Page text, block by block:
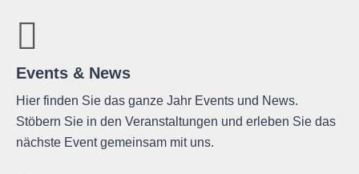
Events & News
Hier finden Sie das ganze Jahr Events und News.
Stöbern Sie in den Veranstaltungen und erleben Sie das
nächste Event gemeinsam mit uns.